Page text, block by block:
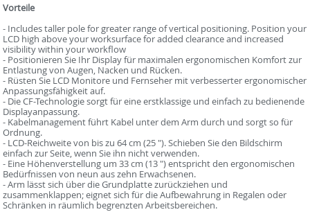
Vorteile
- Includes taller pole for greater range of vertical positioning. Position your
LCD high above your worksurface for added clearance and increased
visibility within your workflow
- Positionieren Sie Ihr Display für maximalen ergonomischen Komfort zur
Entlastung von Augen, Nacken und Rücken.
- Rüsten Sie LCD Monitore und Fernseher mit verbesserter ergonomischer
Anpassungsfähigkeit auf.
- Die CF-Technologie sorgt für eine erstklassige und einfach zu bedienende
Displayanpassung.
- Kabelmanagement führt Kabel unter dem Arm durch und sorgt so für
Ordnung.
- LCD-Reichweite von bis zu 64 cm (25 "). Schieben Sie den Bildschirm
einfach zur Seite, wenn Sie ihn nicht verwenden.
- Eine Höhenverstellung um 33 cm (13 ") entspricht den ergonomischen
Bedürfnissen von neun aus zehn Erwachsenen.
- Arm lässt sich über die Grundplatte zurückziehen und
zusammenklappen; eignet sich für die Aufbewahrung in Regalen oder
Schränken in räumlich begrenzten Arbeitsbereichen.